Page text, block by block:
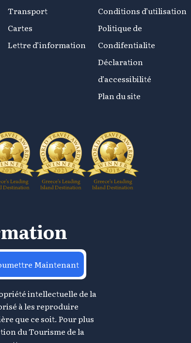
Transport
Cartes
Lettre d’information
Conditions d’utilisation
Politique de
Condifentialite
Déclaration
d’accessibilité
Plan du site
Maintenant
intellectuelle de la
à les reproduire
que ce soit. Pour plus
du Tourisme de la